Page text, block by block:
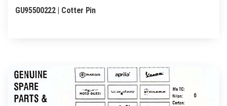
GU95500222 | Cotter Pin